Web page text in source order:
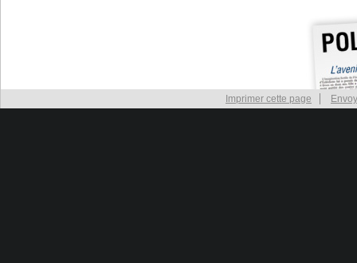
Imprimer cette page